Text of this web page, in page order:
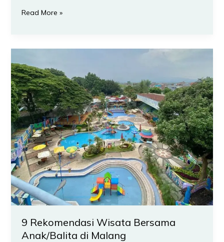
Read More »
9 Rekomendasi Wisata Bersama
Anak/Balita di Malang
Rekomendasi
Wisata
Bersama
Anak/Balita
di
Malang